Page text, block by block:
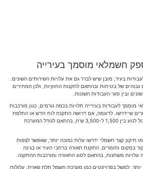
חשמלאי מוסמך בעירייה
בעיר, מובן שיש לברר גם את עלויות השירותים השונים.
של בטיחות ובהתאם לתקנות החוקיות, ולכן המחירים
ובין סוגי העבודות השונות.
מוסמך לעבודות בעירייה תלויות בכמה גורמים, כגון מורכבות
שיידרשו. לדוגמה, אם דרושה התקנת לוח חדש או החלפת
מערכת חשמל ישנה, מחיר השירות יכול לנוע בין 1,500 ל-3,500 ש'ח, בהתאם לגודל המערכת
תיקון קצר חשמלי ידרשו עלות נמוכה יותר, שאפשר לצפות
ש'ח, כולל ביקור במקום וחומרים. התקנת תאורה ברחבי העיר או בגינה
עלויות משתנות, בהתאם לסוג התאורה ומורכבות ההתקנה.
יותר, למשל בפרויקטים כמו מערכת חשמל תלת פאזית, עלולות